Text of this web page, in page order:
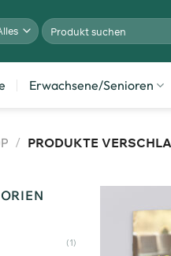
Erwachsene/Senioren
/ PRODUKTE
(1)